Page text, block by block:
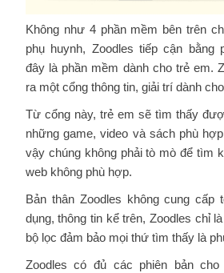
Không như 4 phần mềm bên trên
phụ huynh, Zoodles tiếp cận bằng
đây là phần mềm dành cho trẻ em.
ra một cổng thông tin, giải trí dành
Từ cổng này, trẻ em sẽ tìm thấy
những game, video và sách phù
vậy chúng không phải tò mò để tìm
web không phù hợp.
Bản thân Zoodles không cung cấp
dụng, thông tin kể trên, Zoodles chỉ
bộ lọc đảm bảo mọi thứ tìm thấy là
Zoodles có đủ các phiên bản